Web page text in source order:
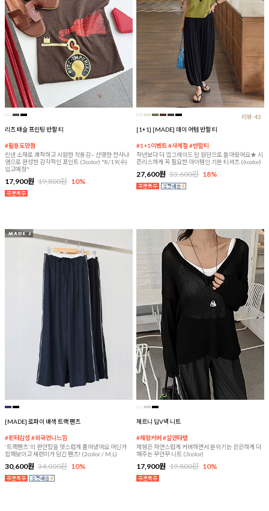
리츠 태슬 프린팅 반팔 티
#활용도만점
린넨 소재로 쾌적하고 시원한 착용감~ 선명한 전사나
염으로 완성한 감각적인 포인트 (3color) *8/19(수)
입고예정*
17,900원 19,800원 10%
리뷰:43
[1+1] [MADE] 데이 어텀 반팔 티
#1+1이벤트 #사계절 #반팔티
작년보다 더 업그레이드 된 원단으로 돌아왔어요★ 시
즌리스하게 꼭 필요한 아이템인 기본 티셔츠 (6color)
27,600원 33,600원 18%
[MADE] 로파이 배색 트랙 팬츠
#핀터감성 #외국언니느낌
'트랙팬츠'의 편안함을 멋스럽게 풀어냈어요 어딘가
힙해보이고 세련미가 담긴 팬츠! (2color / M,L)
30,600원 34,000원 10%
체르니 딥V넥 니트
#체형커버 #살안타템
체형은 자연스럽게 커버하면서 분위기는 은은하게 더
해주는 꾸안꾸 니트 (3color)
17,900원 19,800원 10%